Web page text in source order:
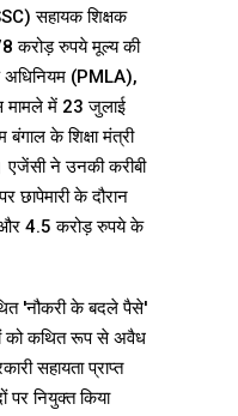
सहायक शिक्षक
करोड़ रुपये मूल्य की
अधिनियम (PMLA),
में 23 जुलाई
के शिक्षा मंत्री
एजेंसी ने उनकी करीबी
छापेमारी के दौरान
4.5 करोड़ रुपये के
'नौकरी के बदले पैसे'
को कथित रूप से अवैध
सहायता प्राप्त
पर नियुक्त किया